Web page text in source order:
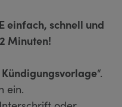
einfach, schnell und
Minuten!
“.
ein.